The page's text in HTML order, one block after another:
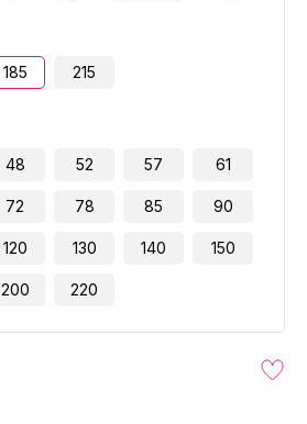
185 215
48 52 57 61
72 78 85 90
120 130 140 150
200 220